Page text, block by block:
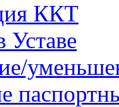
ККТ
Уставе